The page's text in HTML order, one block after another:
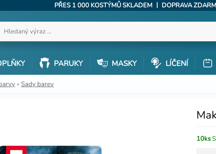
PŘES 1 000 KOSTÝMŮ SKLADEM | DOPRAVA
PARUKY MASKY LÍČENÍ
» Sady barev
10ks